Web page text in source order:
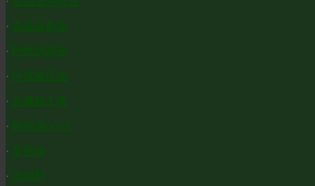
· 高温链条油
· 防锈润滑油
· 环保液压油
· 金属加工液
· 船用油/VGP
· 车用油
· 添加剂